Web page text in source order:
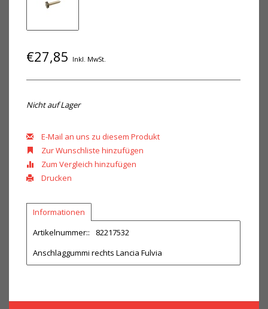
€27,85 Inkl. MwSt.
Nicht auf Lager
E-Mail an uns zu diesem Produkt
Zur Wunschliste hinzufügen
Zum Vergleich hinzufügen
Drucken
Informationen
Artikelnummer::
82217532
Anschlaggummi rechts Lancia Fulvia